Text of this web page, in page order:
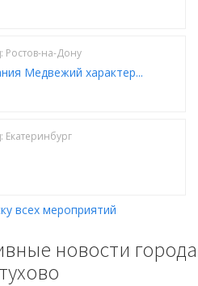
Ростов-на-Дону
Медвежий характер...
Екатеринбург
всех мероприятий
новости города